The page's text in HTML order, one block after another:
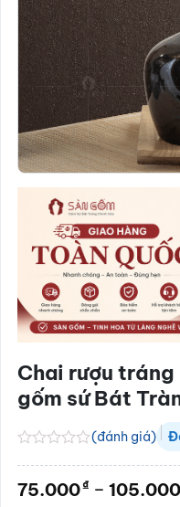
Chai rượu
gốm sứ Bát
hạng
(đánh giá)
75.000₫ – 105.000